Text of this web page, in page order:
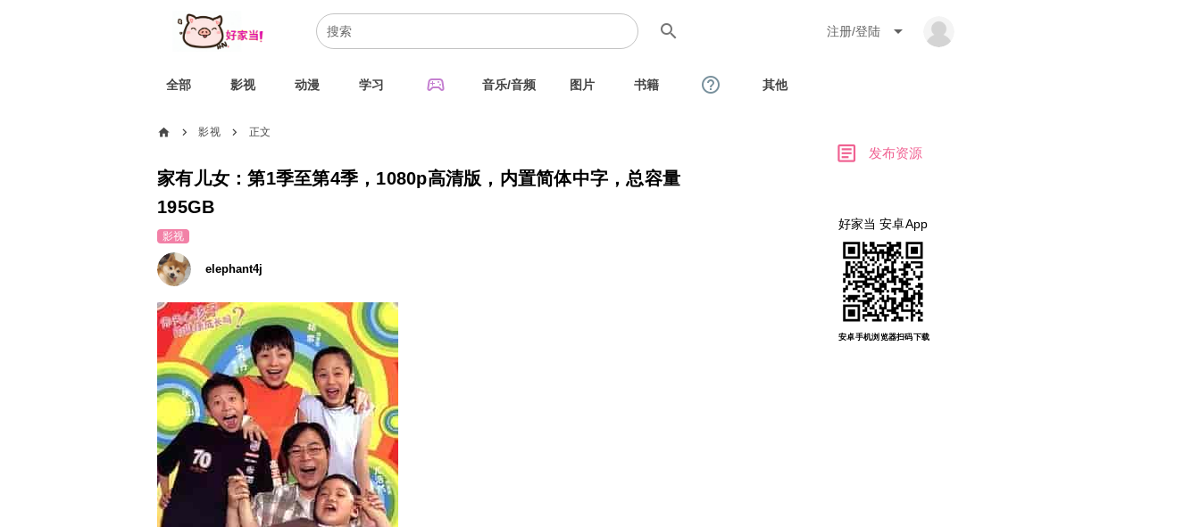
search 注册/登陆 arrow_drop_down
全部 影视 动漫 学习 sports_esports 音乐/音频 图片 书籍 help_outline 其他
home chevron_right 影视 chevron_right 正文
家有儿女：第1季至第4季，1080p高清版，内置简体中字，总容量
195GB
影视
elephant4j
article 发布资源
好家当 安卓App
安卓手机浏览器扫码下载